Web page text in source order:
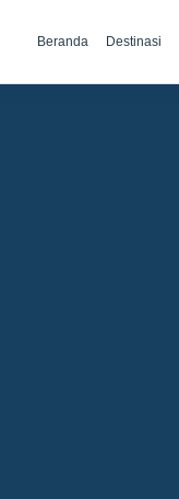
Beranda Destinasi